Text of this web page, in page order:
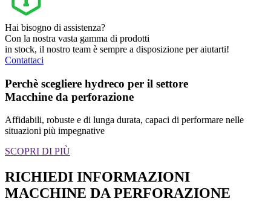
Hai bisogno di assistenza?
Con la nostra vasta gamma di prodotti
in stock, il nostro team è sempre a disposizione per aiutarti!
Contattaci
Perchè scegliere hydreco per il settore
Macchine da perforazione
Affidabili, robuste e di lunga durata, capaci di performare nelle
situazioni più impegnative
SCOPRI DI PIÙ
RICHIEDI INFORMAZIONI
MACCHINE DA PERFORAZIONE